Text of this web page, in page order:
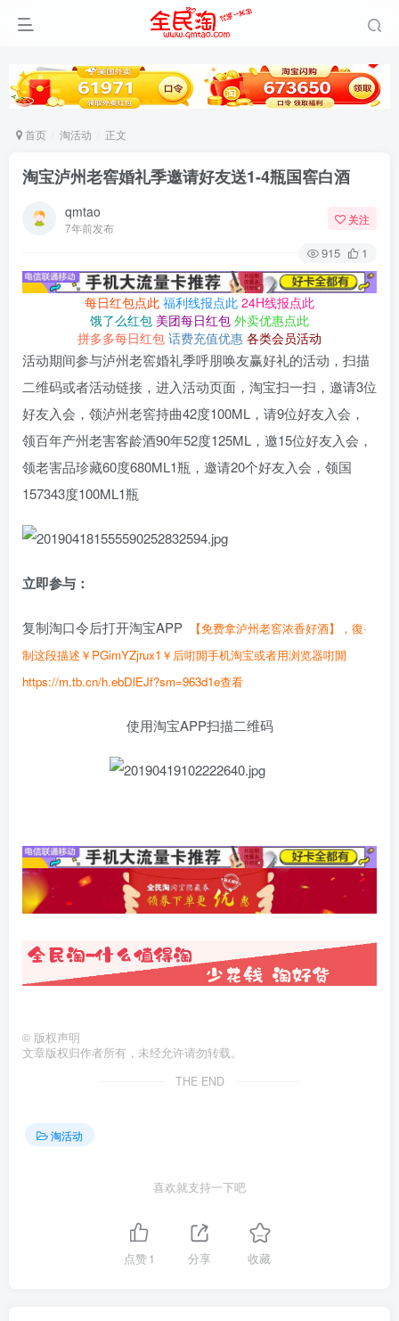
首页 淘活动 正文
淘宝泸州老窖婚礼季邀请好友送1-4瓶国窖白酒
qmtao
7年前发布
关注
915 1
每日红包点此 福利线报点此 24H线报点此
饿了么红包 美团每日红包 外卖优惠点此
拼多多每日红包 话费充值优惠 各类会员活动
活动期间参与泸州老窖婚礼季呼朋唤友赢好礼的活动，扫描
二维码或者活动链接，进入活动页面，淘宝扫一扫，邀请3位
好友入会，领泸州老窖持曲42度100ML，请9位好友入会，
领百年产州老害客龄酒90年52度125ML，邀15位好友入会，
领老害品珍藏60度680ML1瓶，邀请20个好友入会，领国
157343度100ML1瓶
立即参与：
复制淘口令后打开淘宝APP
【免费拿泸州老窖浓香好酒】，復·
制这段描述￥PGimYZjrux1￥后咑閞手机淘宝或者用浏览器咑閞
https://m.tb.cn/h.ebDlEJf?sm=963d1e查看
使用淘宝APP扫描二维码
© 版权声明
文章版权归作者所有，未经允许请勿转载。
THE END
淘活动
喜欢就支持一下吧
点赞1 分享 收藏